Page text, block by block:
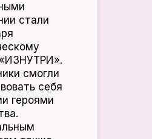
стали
смогли
себя
героями